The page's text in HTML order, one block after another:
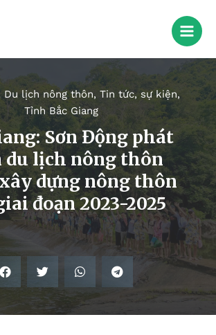
Du lịch nông thôn, Tin tức, sự kiện,
Tỉnh Bắc Giang
Sơn Động phát
du lịch nông thôn
dựng nông thôn
đoạn 2023-2025